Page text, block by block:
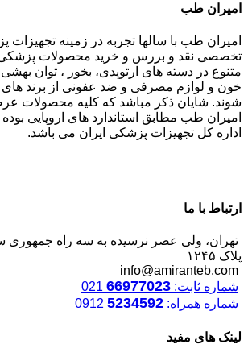
امیران طب
امیران طب با سالها تجربه در زمینه
تخصصی نقد و بررس و خرید محصولات
متنوع در دسته های ارتوپدی، بخور ، توان
خون و لوازم مصرفی و ضد عفونی از برند
شوند. شایان ذکر مباشد که کلیه محصولات
امیران طب مطابق استاندارد های اروپایی
اداره کل تجهیزات پزشکی ایران می باشد.
ارتباط با ما
تهران، ولی عصر نرسیده به سه راه جمهوری
پلاک ۱۲۴۵
info@amiranteb.com
شماره ثابت: 66977023
شماره همراه: 5234592
لینک های مفید